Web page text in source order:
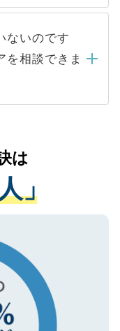
が殺到する場
合った人材の
ケースが増え
ん。内定先へ
トナーが行い
ありませんの
トからの登録
個人情報は、
び転職活動の
。お預かりし
ご本人の許可
いての厳密な
みに付与され
得済みです。
心ください。
ないのです
を相談できま
の状況や紹介
アドバイスを
ご転職をされ
トが可能です
い。
は
」